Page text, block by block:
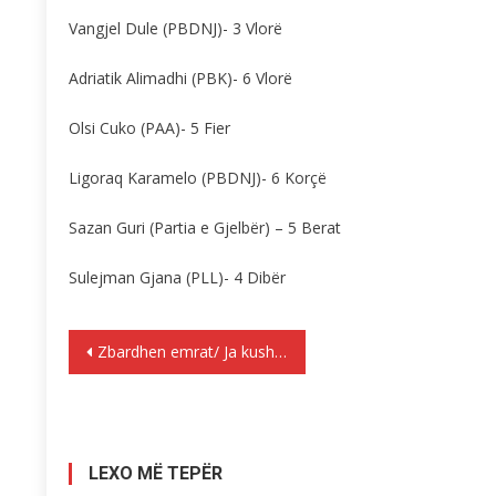
Vangjel Dule (PBDNJ)- 3 Vlorë
Adriatik Alimadhi (PBK)- 6 Vlorë
Olsi Cuko (PAA)- 5 Fier
Ligoraq Karamelo (PBDNJ)- 6 Korçë
Sazan Guri (Partia e Gjelbër) – 5 Berat
Sulejman Gjana (PLL)- 4 Dibër
Lëvizje
Zbardhen emrat/ Ja kush janë kandidatët e PD-së dhe vendet në lista sipas qarqeve
LEXO MË TEPËR